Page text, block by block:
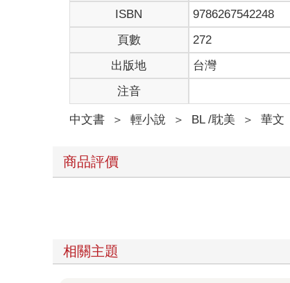
ISBN
9786267542248
頁數
272
出版地
台灣
注音
中文書 ＞ 輕小說 ＞ BL /耽美 ＞ 華文
商品評價
相關主題